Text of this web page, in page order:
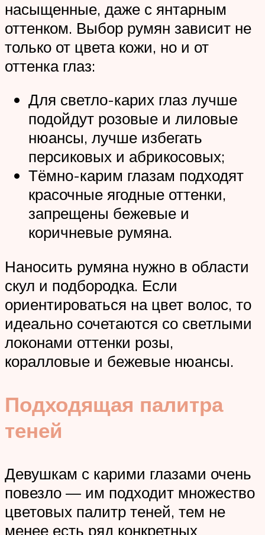
насыщенные, даже с янтарным
оттенком. Выбор румян зависит не
только от цвета кожи, но и от
оттенка глаз:
Для светло-карих глаз лучше
подойдут розовые и лиловые
нюансы, лучше избегать
персиковых и абрикосовых;
Тёмно-карим глазам подходят
красочные ягодные оттенки,
запрещены бежевые и
коричневые румяна.
Наносить румяна нужно в области
скул и подбородка. Если
ориентироваться на цвет волос, то
идеально сочетаются со светлыми
локонами оттенки розы,
коралловые и бежевые нюансы.
Подходящая палитра
теней
Девушкам с карими глазами очень
повезло — им подходит множество
цветовых палитр теней, тем не
менее есть ряд конкретных